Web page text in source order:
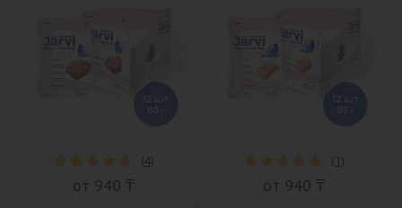
(4)
от 940 ₸
( 1)
от 940 ₸